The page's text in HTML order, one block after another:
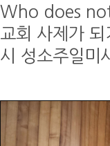
Who does
교회 사제가
시 성소주일미